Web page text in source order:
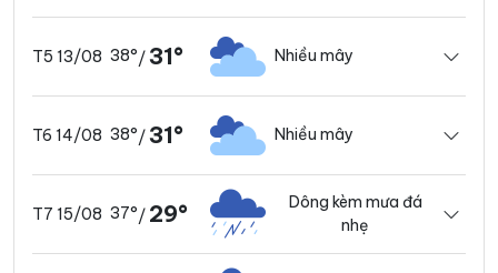
T5 13/08 38°/31° Nhiều mây
T6 14/08 38°/31° Nhiều mây
T7 15/08 37°/ 29°
Dông kèm mưa đá
nhẹ